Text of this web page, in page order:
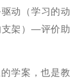
动（学习的动
架）—评价助
学案，也是教